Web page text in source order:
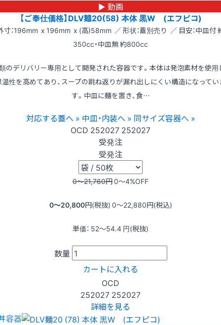
▶ 動画
【ご奉仕価格】DLV麺20(58) 本体 黒W (エフピコ)
寸：196mm x 196mm x (高)58mm ／ 形状：蓋別売り ／ 目安：中皿付
350cc・中皿無 約800cc
のデリバリー専用として開発された容器です。本体は発泡素材を使用
温性を高めてあり、スープの跳ね返りが漏れ出しにくい構造になってい
す。中皿に麺を置き、食…
対応する蓋へ » 中皿・内装へ » 同サイズ容器へ »
OCD 252027 252027
受発注
受発注
0〜21,760円0〜4%OFF
0〜20,800円(税抜) 0〜22,880円(税込)
単価： 52〜54.4 円(税抜)
数量
カートに入れる
OCD
252027 252027
詳細を見る
容器